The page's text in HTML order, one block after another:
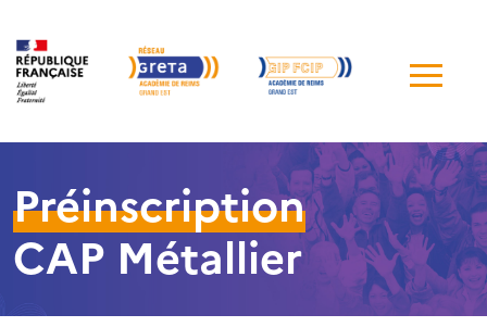
de
Préinscription
CAP Métallier